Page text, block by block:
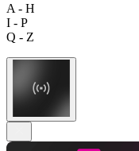
A - H
I - P
Q - Z